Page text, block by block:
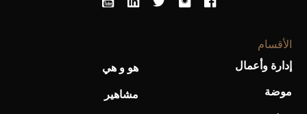
الأقسام
إدارة وأعمال
موضة
هو و هي
مشاهير